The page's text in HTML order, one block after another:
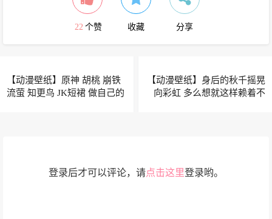
22 个赞 收藏 分享
【动漫壁纸】原神 胡桃 崩铁
流萤 知更鸟 JK短裙 做自己的
【动漫壁纸】身后的秋千摇晃
向彩虹 多么想就这样赖着不
登录后才可以评论，请点击这里登录哟。